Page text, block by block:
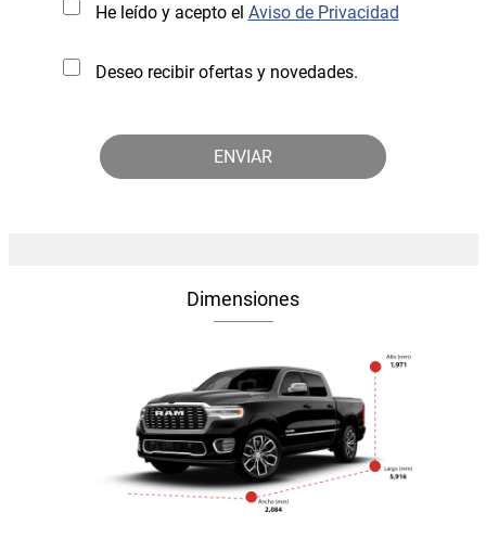
He leído y acepto el Aviso de Privacidad
Deseo recibir ofertas y novedades.
Dimensiones